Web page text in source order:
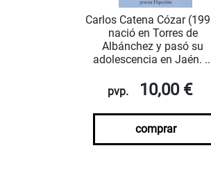
Carlos Catena Cózar
nació en Torres de
Albánchez y pasó su
adolescencia en Jaén.
pvp. 10,00 €
comprar